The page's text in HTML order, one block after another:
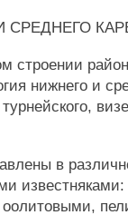
СРЕДНЕГО
строении
нижнего и
в